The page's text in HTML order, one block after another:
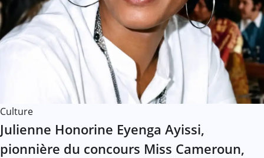
Culture
Julienne Honorine Eyenga Ayissi,
pionnière du concours Miss Cameroun,